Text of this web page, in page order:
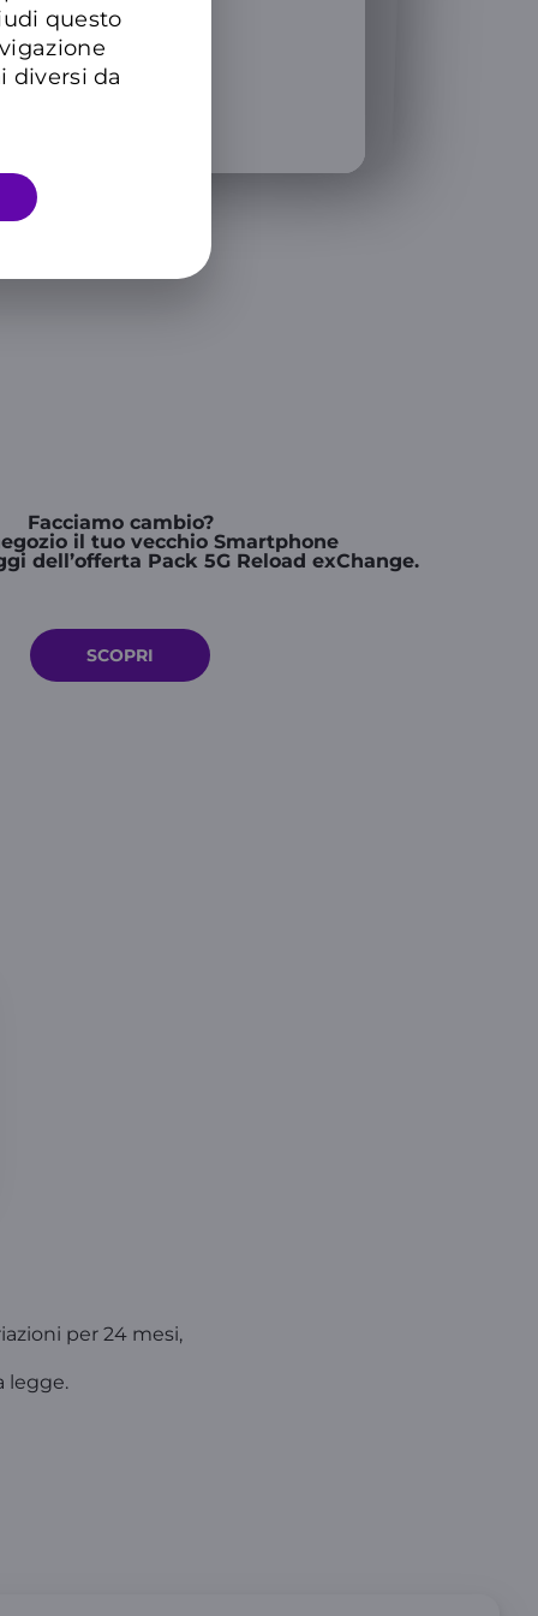
questo
diversi da
GRATIS
SCOPRI
Facciamo cambio?
il tuo vecchio Smartphone
dell’offerta Pack 5G Reload exChange.
SCOPRI
per 24 mesi,
legge.